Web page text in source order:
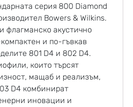
серия 800 Diamond
Bowers & Wilkins.
флагманско акустично
и по-гъвкав
801 D4 и 802 D4.
които търсят
мащаб и реализъм,
D4 комбинират
иновации и